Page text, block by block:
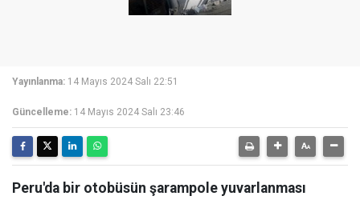
Yayınlanma: 14 Mayıs 2024 Salı 22:51
Güncelleme: 14 Mayıs 2024 Salı 23:46
Peru'da bir otobüsün şarampole yuvarlanması